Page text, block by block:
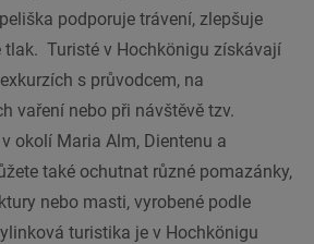
podporuje trávení, zlepšuje
Turisté v Hochkönigu získávají
s průvodcem, na
vaření nebo při návštěvě tzv.
okolí Maria Alm, Dientenu a
také ochutnat různé pomazánky,
nebo masti, vyrobené podle
turistika je v Hochkönigu